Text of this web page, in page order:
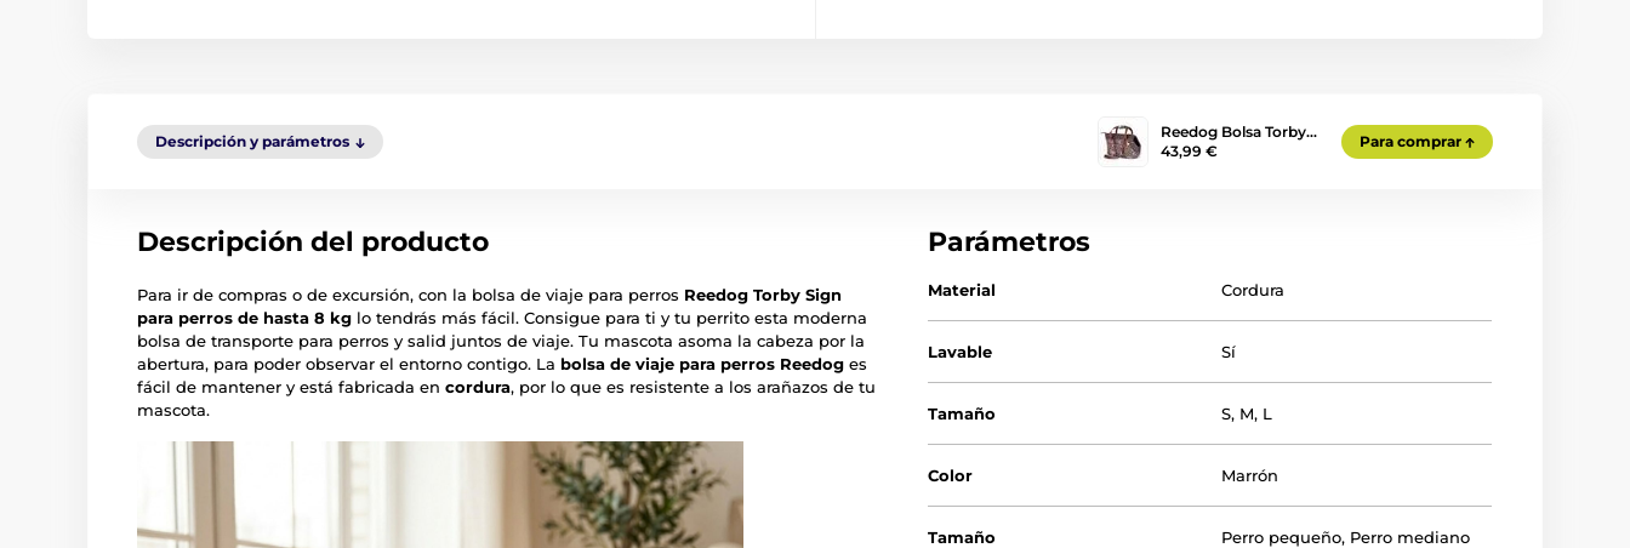
Descripción y parámetros
Reedog Bolsa Torby…
43,99 €
Para comprar
Descripción del producto
Para ir de compras o de excursión, con la bolsa de viaje para perros Reedog Torby Sign
para perros de hasta 8 kg lo tendrás más fácil. Consigue para ti y tu perrito esta moderna
bolsa de transporte para perros y salid juntos de viaje. Tu mascota asoma la cabeza por la
abertura, para poder observar el entorno contigo. La bolsa de viaje para perros Reedog es
fácil de mantener y está fabricada en cordura, por lo que es resistente a los arañazos de tu
mascota.
Parámetros
Material Cordura
Lavable Sí
Tamaño S, M, L
Color Marrón
Tamaño Perro pequeño, Perro mediano